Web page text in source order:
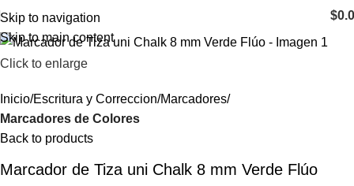
Skip to navigation
Skip to main content
$
Click to enlarge
Inicio Escritura y Correccion Marcadores
Marcadores de Colores
Back to products
Marcador de Tiza uni Chalk 8 mm Verde Flúo